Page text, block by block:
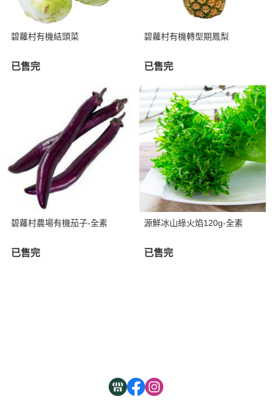
碧蘿村有機結頭菜
已售完
碧蘿村有機轉型期鳳梨
已售完
碧蘿村農場有機茄子-全素
已售完
源鮮冰山綠火焰120g-全素
已售完